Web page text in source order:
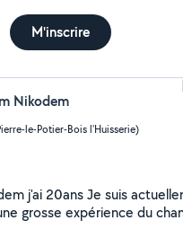
M'inscrire
Nikodem
le-Potier-Bois l'Huisserie)
suis actuellement en